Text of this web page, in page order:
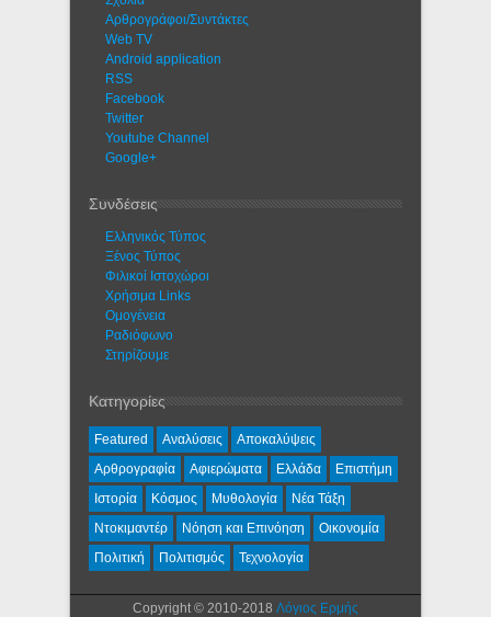
Αρθρογράφοι/Συντάκτες
Web TV
Android application
RSS
Facebook
Twitter
Youtube Channel
Google+
Συνδέσεις
Ελληνικός Τύπος
Ξένος Τύπος
Φιλικοί Ιστοχώροι
Χρήσιμα Links
Ομογένεια
Ραδιόφωνο
Στηρίζουμε
Κατηγορίες
Featured Αναλύσεις
Αποκαλύψεις
Αρθρογραφία
Αφιερώματα Ελλάδα
Επιστήμη
Ιστορία
Κόσμος Μυθολογία
Νέα Τάξη
Ντοκιμαντέρ
Νόηση και Επινόηση
Οικονομία
Πολιτική
Πολιτισμός Τεχνολογία
Copyright © 2010-2018 Λόγιος Ερμής